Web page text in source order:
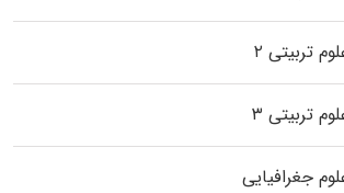
تربیتی ۲
تربیتی ۳
جغرافیایی